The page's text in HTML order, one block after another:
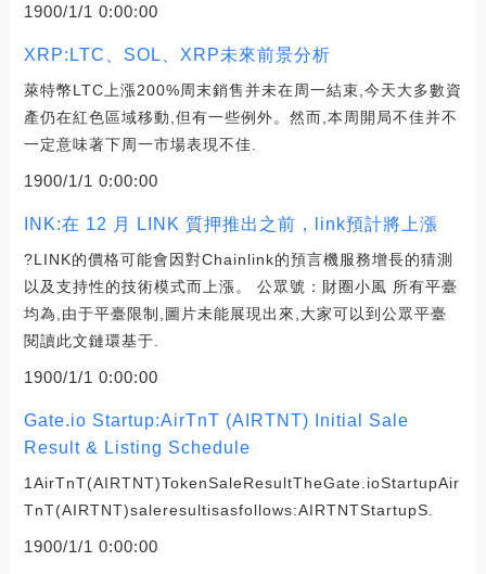
1900/1/1 0:00:00
XRP:LTC、SOL、XRP未來前景分析
萊特幣LTC上漲200%周末銷售并未在周一結束,今天大多數資
產仍在紅色區域移動,但有一些例外。然而,本周開局不佳并不
一定意味著下周一市場表現不佳.
1900/1/1 0:00:00
INK:在 12 月 LINK 質押推出之前，link預計將上漲
?LINK的價格可能會因對Chainlink的預言機服務增長的猜測
以及支持性的技術模式而上漲。 公眾號：財圈小風 所有平臺
均為,由于平臺限制,圖片未能展現出來,大家可以到公眾平臺
閱讀此文鏈環基于.
1900/1/1 0:00:00
Gate.io Startup:AirTnT (AIRTNT) Initial Sale
Result & Listing Schedule
1AirTnT(AIRTNT)TokenSaleResultTheGate.ioStartupAir
TnT(AIRTNT)saleresultisasfollows:AIRTNTStartupS.
1900/1/1 0:00:00